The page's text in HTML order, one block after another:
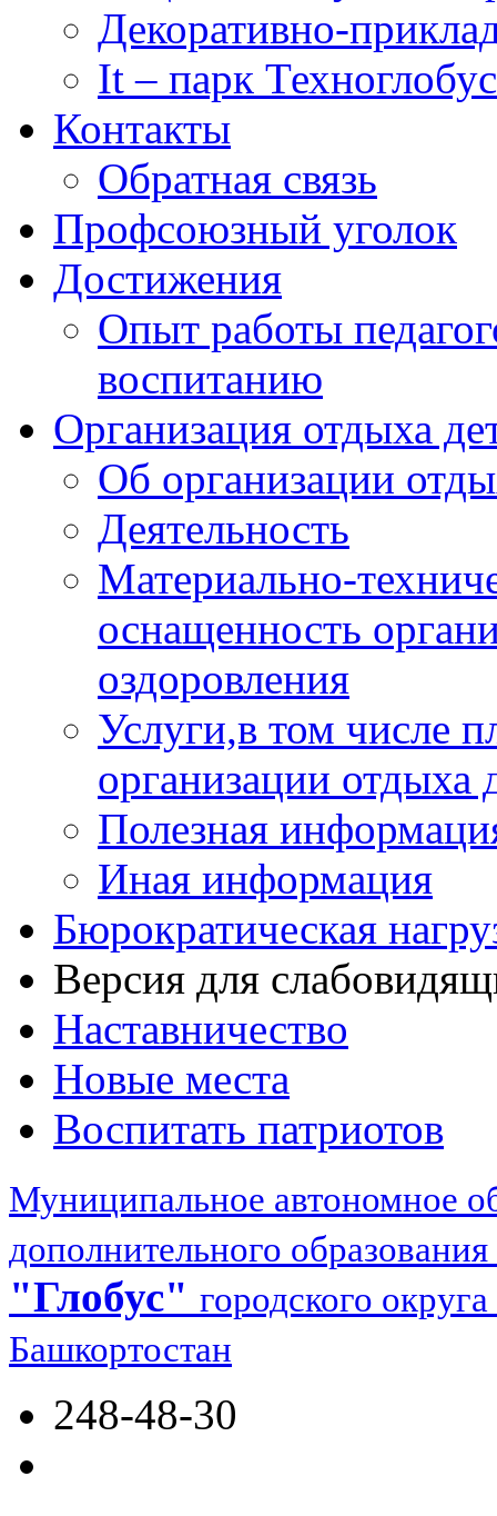
Декоративно-
It – парк Техноглобус
Контакты
Обратная связь
Профсоюзный уголок
Достижения
Опыт работы
воспитанию
Организация отдыха
Об организации
Деятельность
Материально-
оснащенность
оздоровления
Услуги,в том числе
организации отдыха
Полезная
Иная информация
Бюрократическая
Версия для
Наставничество
Новые места
Воспитать патриотов
Муниципальное автономное
дополнительного образования
"Глобус" городского
Башкортостан
248-48-30